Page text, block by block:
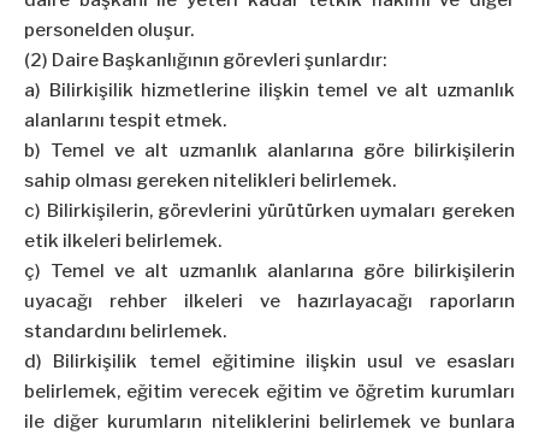
personelden oluşur.
(2) Daire Başkanlığının görevleri şunlardır:
a) Bilirkişilik hizmetlerine ilişkin temel ve alt uzmanlık
alanlarını tespit etmek.
b) Temel ve alt uzmanlık alanlarına göre bilirkişilerin
sahip olması gereken nitelikleri belirlemek.
c) Bilirkişilerin, görevlerini yürütürken uymaları gereken
etik ilkeleri belirlemek.
ç) Temel ve alt uzmanlık alanlarına göre bilirkişilerin
uyacağı rehber ilkeleri ve hazırlayacağı raporların
standardını belirlemek.
d) Bilirkişilik temel eğitimine ilişkin usul ve esasları
belirlemek, eğitim verecek eğitim ve öğretim kurumları
ile diğer kurumların niteliklerini belirlemek ve bunlara